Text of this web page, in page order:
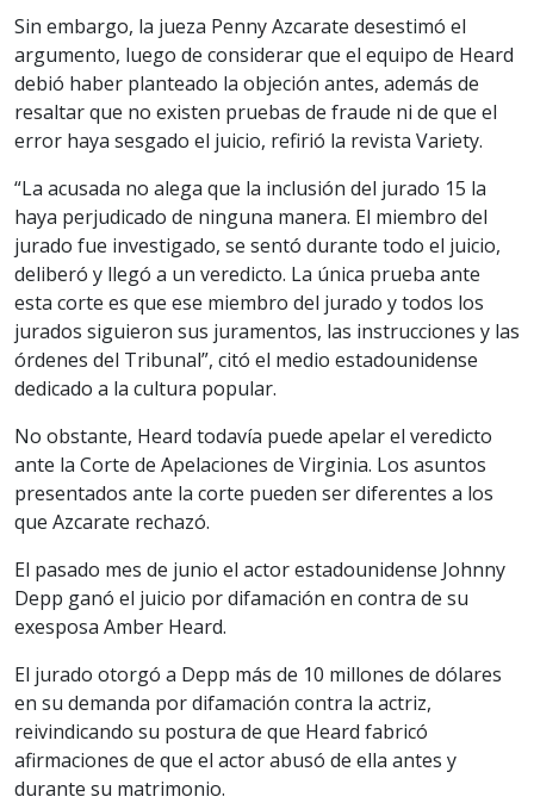
Sin embargo, la jueza Penny Azcarate desestimó el
argumento, luego de considerar que el equipo de Heard
debió haber planteado la objeción antes, además de
resaltar que no existen pruebas de fraude ni de que el
error haya sesgado el juicio, refirió la revista Variety.
“La acusada no alega que la inclusión del jurado 15 la
haya perjudicado de ninguna manera. El miembro del
jurado fue investigado, se sentó durante todo el juicio,
deliberó y llegó a un veredicto. La única prueba ante
esta corte es que ese miembro del jurado y todos los
jurados siguieron sus juramentos, las instrucciones y las
órdenes del Tribunal”, citó el medio estadounidense
dedicado a la cultura popular.
No obstante, Heard todavía puede apelar el veredicto
ante la Corte de Apelaciones de Virginia. Los asuntos
presentados ante la corte pueden ser diferentes a los
que Azcarate rechazó.
El pasado mes de junio el actor estadounidense Johnny
Depp ganó el juicio por difamación en contra de su
exesposa Amber Heard.
El jurado otorgó a Depp más de 10 millones de dólares
en su demanda por difamación contra la actriz,
reivindicando su postura de que Heard fabricó
afirmaciones de que el actor abusó de ella antes y
durante su matrimonio.